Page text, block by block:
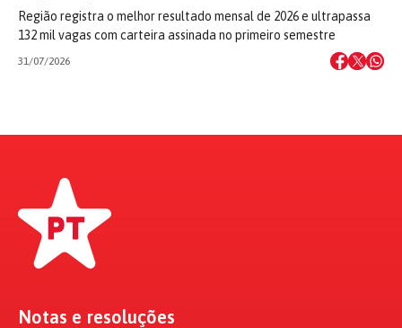
Região registra o melhor resultado mensal de 2026 e ultrapassa
132 mil vagas com carteira assinada no primeiro semestre
31/07/2026
Notas e resoluções